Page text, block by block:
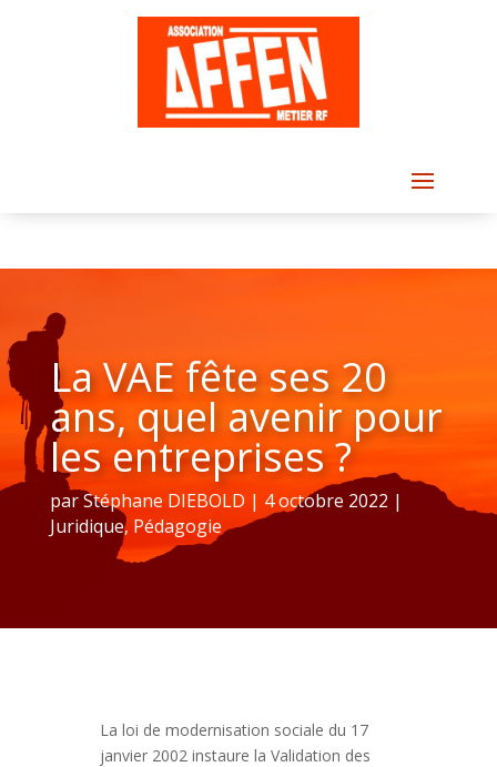
La VAE fête ses 20
ans, quel avenir pour
les entreprises ?
parStéphane DIEBOLD | 4 octobre 2022 |
Juridique, Pédagogie
La loi de modernisation sociale du 17
janvier 2002 instaure la Validation des